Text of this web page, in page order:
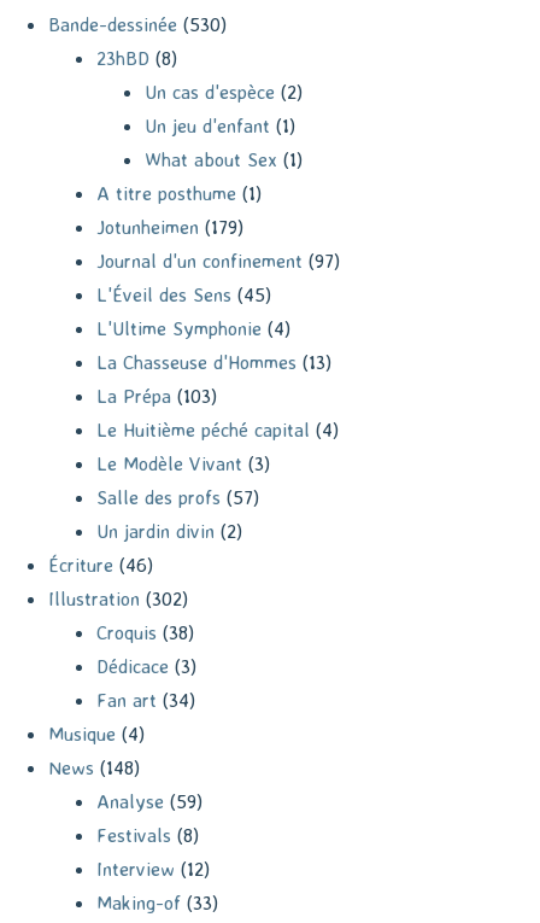
Bande-dessinée (530)
23hBD (8)
Un cas d'espèce (2)
Un jeu d'enfant (1)
What about Sex (1)
A titre posthume (1)
Jotunheimen (179)
Journal d'un confinement (97)
L'Éveil des Sens (45)
L'Ultime Symphonie (4)
La Chasseuse d'Hommes (13)
La Prépa (103)
Le Huitième péché capital (4)
Le Modèle Vivant (3)
Salle des profs (57)
Un jardin divin (2)
Écriture (46)
Illustration (302)
Croquis (38)
Dédicace (3)
Fan art (34)
Musique (4)
News (148)
Analyse (59)
Festivals (8)
Interview (12)
Making-of (33)